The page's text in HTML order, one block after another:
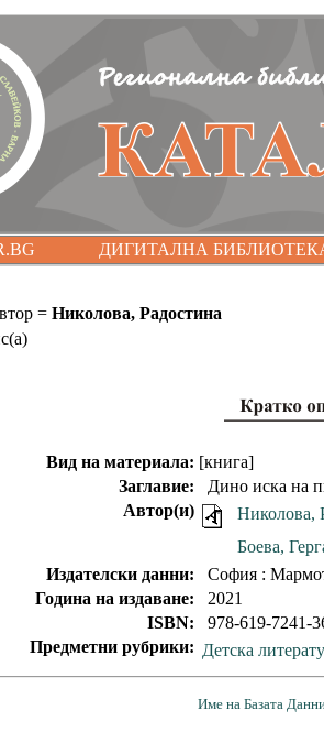
ДИГИТАЛНА
= Николова, Радостина
Вид на материала: [книга]
Заглавие:
Дино иска на
Автор(и)
Николова,
Боева,
Издателски данни:
София :
Година на издаване:
2021
ISBN:
978-619-7241-
Предметни рубрики: Детска
Име на Базата